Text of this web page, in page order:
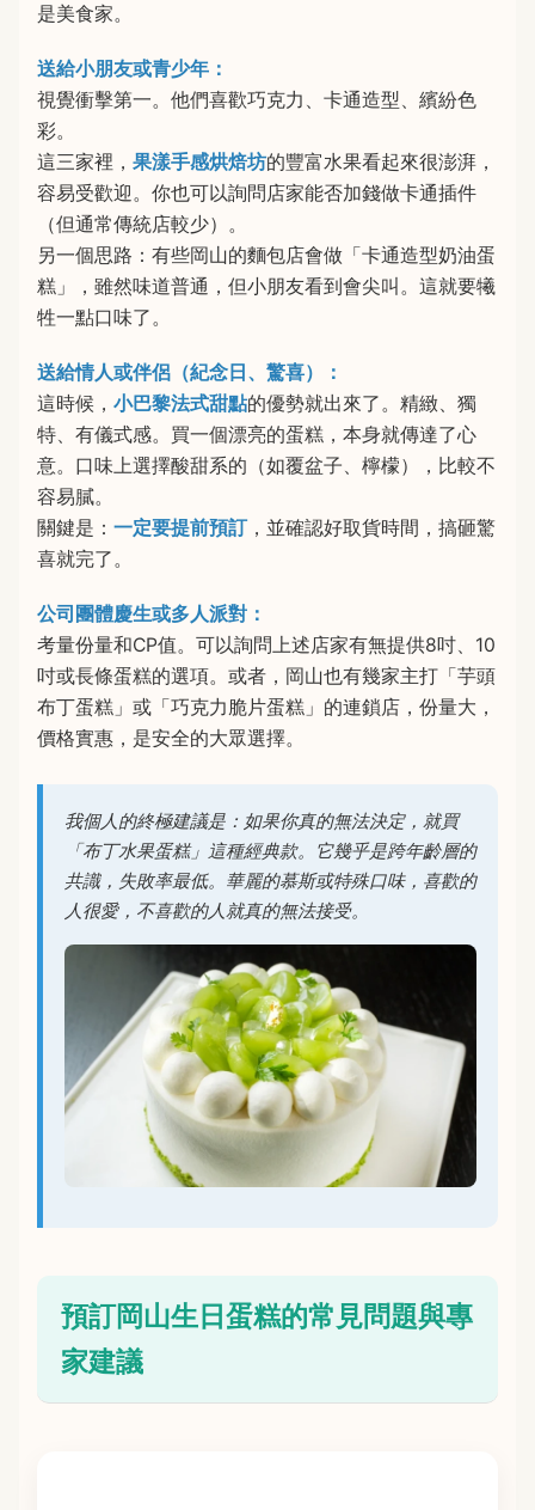
是美食家。
送給小朋友或青少年：
視覺衝擊第一。他們喜歡巧克力、卡通造型、繽紛色
彩。
這三家裡， 果漾手感烘焙坊的豐富水果看起來很澎湃，
容易受歡迎。你也可以詢問店家能否加錢做卡通插件
（但通常傳統店較少）。
另一個思路：有些岡山的麵包店會做「卡通造型奶油蛋
糕」，雖然味道普通，但小朋友看到會尖叫。這就要犧
牲一點口味了。
送給情人或伴侶（紀念日、驚喜）：
這時候， 小巴黎法式甜點的優勢就出來了。精緻、獨
特、有儀式感。買一個漂亮的蛋糕，本身就傳達了心
意。口味上選擇酸甜系的（如覆盆子、檸檬），比較不
容易膩。
關鍵是： 一定要提前預訂，並確認好取貨時間，搞砸驚
喜就完了。
公司團體慶生或多人派對：
考量份量和CP值。可以詢問上述店家有無提供8吋、10
吋或長條蛋糕的選項。或者，岡山也有幾家主打「芋頭
布丁蛋糕」或「巧克力脆片蛋糕」的連鎖店，份量大，
價格實惠，是安全的大眾選擇。
我個人的終極建議是：如果你真的無法決定，就買
「布丁水果蛋糕」這種經典款。它幾乎是跨年齡層的
共識，失敗率最低。華麗的慕斯或特殊口味，喜歡的
人很愛，不喜歡的人就真的無法接受。
預訂岡山生日蛋糕的常見問題與專
家建議